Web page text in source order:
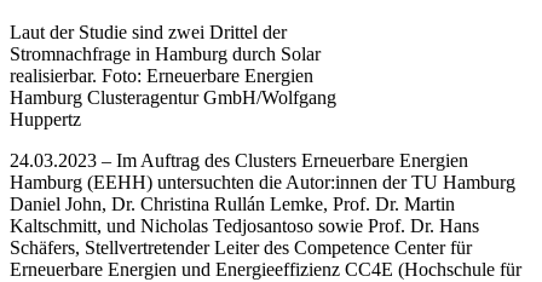
Laut der Studie sind zwei Drittel der
Stromnachfrage in Hamburg durch Solar
realisierbar. Foto: Erneuerbare Energien
Hamburg Clusteragentur GmbH/Wolfgang
Huppertz
24.03.2023 – Im Auftrag des Clusters Erneuerbare Energien
Hamburg (EEHH) untersuchten die Autor:innen der TU Hamburg
Daniel John, Dr. Christina Rullán Lemke, Prof. Dr. Martin
Kaltschmitt, und Nicholas Tedjosantoso sowie Prof. Dr. Hans
Schäfers, Stellvertretender Leiter des Competence Center für
Erneuerbare Energien und Energieeffizienz CC4E (Hochschule für